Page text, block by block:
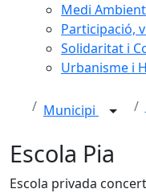
Medi Ambient
Participació,
Solidaritat i
Urbanisme i
Municipi
Escola Pia
Escola privada